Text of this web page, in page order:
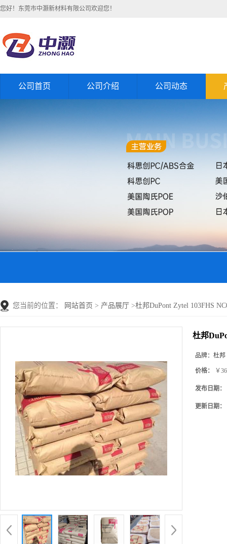
您好！东莞市中灏新材料有限公司欢迎您！
公司首页 公司介绍 公司动态
您当前的位置： 网站首页 > 产品展厅 >杜邦DuPont Zytel 103FHS
杜邦
品牌： 杜邦
价格： ￥
发布日期：
更新日期：